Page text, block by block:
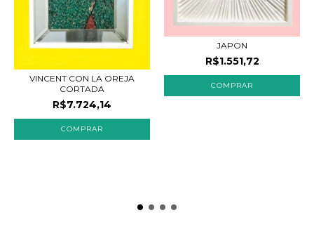
VINCENT CON LA OREJA
CORTADA
R$7.724,14
JAPON
R$1.551,72